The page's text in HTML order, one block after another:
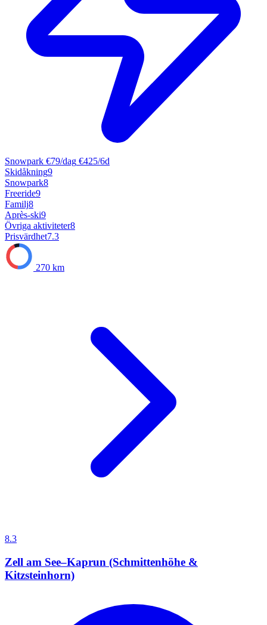
Snowpark €79/dag €425/6d
Skidåkning9
Snowpark8
Freeride9
Familj8
Après-ski9
Övriga aktiviteter8
Prisvärdhet7.3
270 km
8.3
Zell am See–Kaprun (Schmittenhöhe &
Kitzsteinhorn)